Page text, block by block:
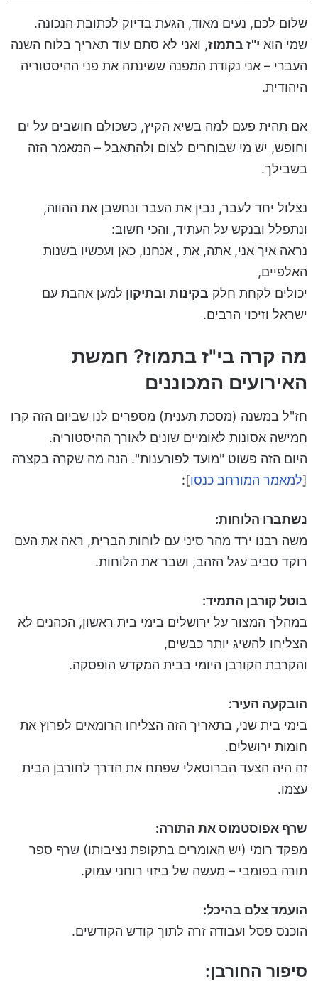
שלום לכם, נעים מאוד, הגעת בדיוק לכתובת הנכונה.
שמי הוא י"ז בתמוז, ואני לא סתם עוד תאריך בלוח השנה
העברי – אני נקודת המפנה ששינתה את פני ההיסטוריה
היהודית.
אם תהית פעם למה בשיא הקיץ, כשכולם חושבים על ים
וחופש, יש מי שבוחרים לצום ולהתאבל – המאמר הזה
בשבילך.
נצלול יחד לעבר, נבין את העבר ונחשבן את ההווה,
ונתפלל ובנקש על העתיד, והכי חשוב:
נראה איך אני, אתה, את , אנחנו, כאן ועכשיו בשנות
האלפיים,
יכולים לקחת חלק בקינות ובתיקון למען אהבת עם
ישראל וזיכוי הרבים.
מה קרה בי"ז בתמוז? חמשת
האירועים המכוננים
חז"ל במשנה (מסכת תענית) מספרים לנו שביום הזה קרו
חמישה אסונות לאומיים שונים לאורך ההיסטוריה.
היום הזה פשוט "מועד לפורענות". הנה מה שקרה בקצרה
[למאמר המורחב כנסו]:
נשתברו הלוחות:
משה רבנו ירד מהר סיני עם לוחות הברית, ראה את העם
רוקד סביב עגל הזהב, ושבר את הלוחות.
בוטל קורבן התמיד:
במהלך המצור על ירושלים בימי בית ראשון, הכהנים לא
הצליחו להשיג יותר כבשים,
והקרבת הקורבן היומי בבית המקדש הופסקה.
הובקעה העיר:
בימי בית שני, בתאריך הזה הצליחו הרומאים לפרוץ את
חומות ירושלים.
זה היה הצעד הברוטאלי שפתח את הדרך לחורבן הבית
עצמו.
שרף אפוסטמוס את התורה:
מפקד רומי (יש האומרים בתקופת נציבותו) שרף ספר
תורה בפומבי – מעשה של ביזוי רוחני עמוק.
הועמד צלם בהיכל:
הוכנס פסל ועבודה זרה לתוך קודש הקודשים.
סיפור החורבן: